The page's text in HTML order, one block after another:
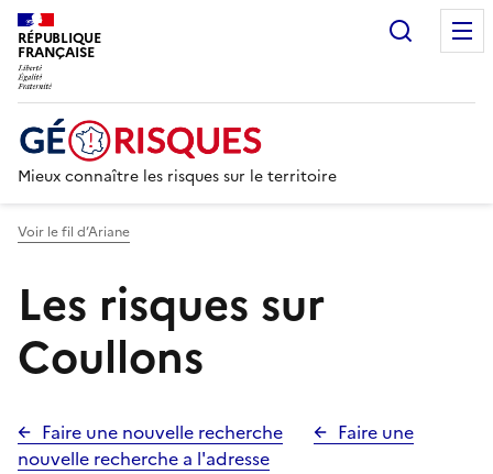
RÉPUBLIQUE
FRANÇAISE
Mieux connaître les risques sur le territoire
Voir le fil d’Ariane
Les risques sur
Coullons
Faire une nouvelle recherche
Faire une
nouvelle recherche a l'adresse